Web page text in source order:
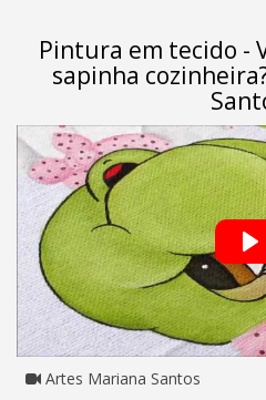
Pintura em tecido -
sapinha
Artes Mariana Santos